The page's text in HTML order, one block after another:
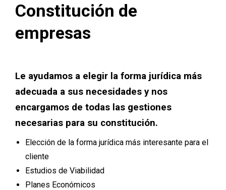
Constitución de
empresas
Le ayudamos a elegir la forma jurídica más
adecuada a sus necesidades y nos
encargamos de todas las gestiones
necesarias para su constitución.
Elección de la forma jurídica más interesante para el
cliente
Estudios de Viabilidad
Planes Económicos